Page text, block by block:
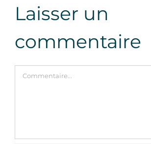
Laisser un
commentaire